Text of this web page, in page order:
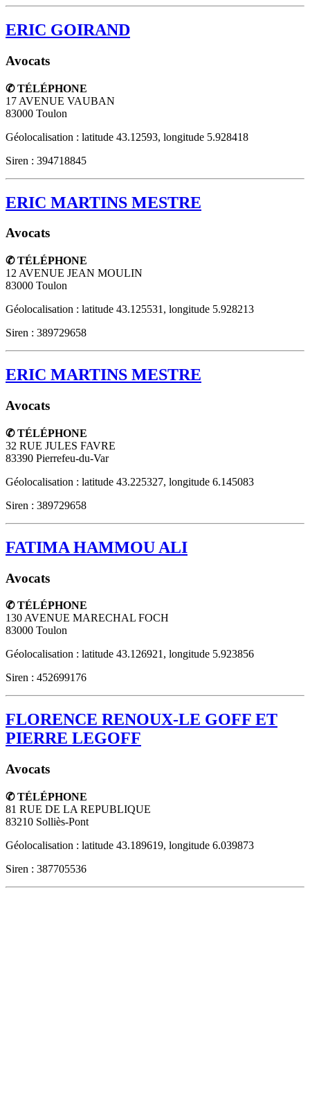
ERIC GOIRAND
Avocats
✆ TÉLÉPHONE
17 AVENUE VAUBAN
83000 Toulon
Géolocalisation : latitude 43.12593, longitude 5.928418
Siren : 394718845
ERIC MARTINS MESTRE
Avocats
✆ TÉLÉPHONE
12 AVENUE JEAN MOULIN
83000 Toulon
Géolocalisation : latitude 43.125531, longitude 5.928213
Siren : 389729658
ERIC MARTINS MESTRE
Avocats
✆ TÉLÉPHONE
32 RUE JULES FAVRE
83390 Pierrefeu-du-Var
Géolocalisation : latitude 43.225327, longitude 6.145083
Siren : 389729658
FATIMA HAMMOU ALI
Avocats
✆ TÉLÉPHONE
130 AVENUE MARECHAL FOCH
83000 Toulon
Géolocalisation : latitude 43.126921, longitude 5.923856
Siren : 452699176
FLORENCE RENOUX-LE GOFF ET
PIERRE LEGOFF
Avocats
✆ TÉLÉPHONE
81 RUE DE LA REPUBLIQUE
83210 Solliès-Pont
Géolocalisation : latitude 43.189619, longitude 6.039873
Siren : 387705536